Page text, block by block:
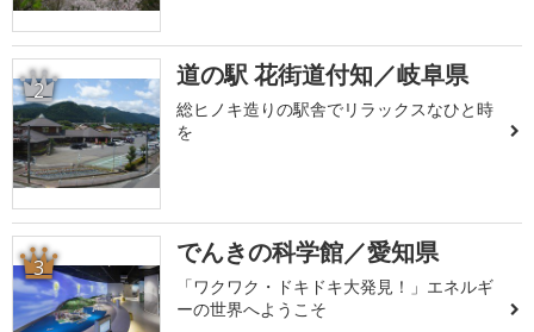
2 道の駅 花街道付知／岐阜県
総ヒノキ造りの駅舎でリラックスなひと時
を
3 でんきの科学館／愛知県
「ワクワク・ドキドキ大発見！」エネルギ
ーの世界へようこそ